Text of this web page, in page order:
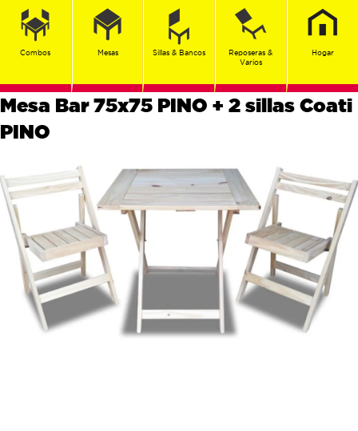
Combos Mesas Sillas & Bancos
Reposeras &
Varios
Hogar
Mesa Bar 75x75 PINO + 2 sillas Coati
PINO